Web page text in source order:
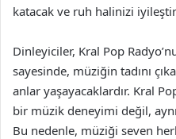
katacak ve ruh halinizi
Dinleyiciler, Kral Pop
sayesinde, müziğin tadını
anlar yaşayacaklardır. Kral
bir müzik deneyimi değil,
Bu nedenle, müziği seven